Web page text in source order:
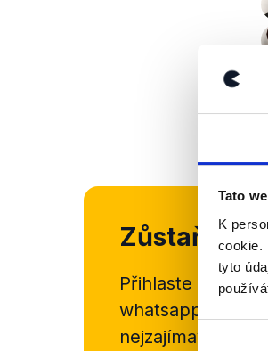
Tato
K
cookie.
tyto
Zůstaňme
Přihlaste se k
whatsappového
nejzajímavějších